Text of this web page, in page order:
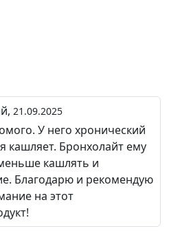
21.09.2025
У него хронический
кашляет. Бронхолайт ему
кашлять и
Благодарю и рекомендую
на этот